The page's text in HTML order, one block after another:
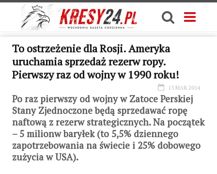
To ostrzeżenie dla Rosji. Ameryka
uruchamia sprzedaż rezerw ropy.
Pierwszy raz od wojny w 1990 roku!
13 MAR 2014
Po raz pierwszy od wojny w Zatoce Perskiej
Stany Zjednoczone będą sprzedawać ropę
naftową z rezerw strategicznych. Na początek
– 5 milionw baryłek (to 5,5% dziennego
zapotrzebowania na świecie i 25% dobowego
zużycia w USA).